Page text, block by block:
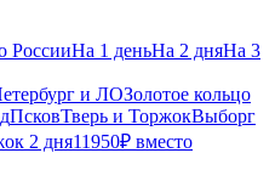
РоссииНа 1 деньНа 2 дняНа 3
и ЛОЗолотое кольцо
ПсковТверь и ТоржокВыборг
2 дня11950₽ вместо